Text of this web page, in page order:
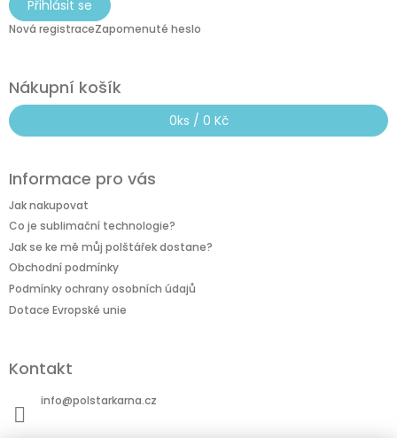
Přihlásit se
Nová registraceZapomenuté heslo
Nákupní košík
0ks / 0 Kč
Informace pro vás
Jak nakupovat
Co je sublimační technologie?
Jak se ke mě můj polštářek dostane?
Obchodní podmínky
Podmínky ochrany osobních údajů
Dotace Evropské unie
Kontakt
info@polstarkarna.cz